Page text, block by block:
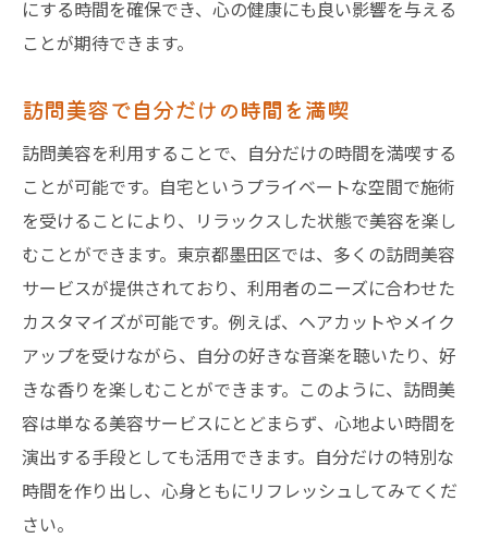
にする時間を確保でき、心の健康にも良い影響を与える
ことが期待できます。
訪問美容で自分だけの時間を満喫
訪問美容を利用することで、自分だけの時間を満喫する
ことが可能です。自宅というプライベートな空間で施術
を受けることにより、リラックスした状態で美容を楽し
むことができます。東京都墨田区では、多くの訪問美容
サービスが提供されており、利用者のニーズに合わせた
カスタマイズが可能です。例えば、ヘアカットやメイク
アップを受けながら、自分の好きな音楽を聴いたり、好
きな香りを楽しむことができます。このように、訪問美
容は単なる美容サービスにとどまらず、心地よい時間を
演出する手段としても活用できます。自分だけの特別な
時間を作り出し、心身ともにリフレッシュしてみてくだ
さい。